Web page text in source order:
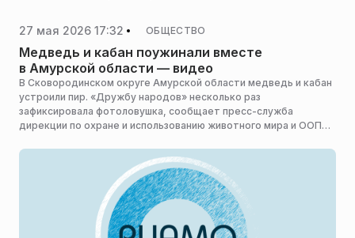
27 мая 2026 17:32 ОБЩЕСТВО
Медведь и кабан поужинали вместе
в Амурской области — видео
В Сковородинском округе Амурской области медведь и кабан
устроили пир. «Дружбу народов» несколько раз
зафиксировала фотоловушка, сообщает пресс-служба
дирекции по охране и использованию животного мира и ООПТ